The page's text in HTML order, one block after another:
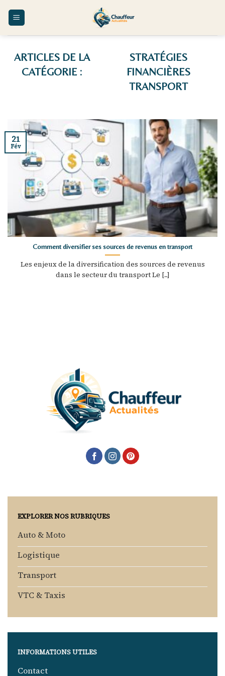
STRATÉGIES
FINANCIÈRES
TRANSPORT
Comment diversifier ses sources de revenus en transport
Les enjeux de la diversification des sources de revenus
dans le secteur du transport Le [...]
21
Fév
EXPLORER NOS RUBRIQUES
Auto & Moto
Logistique
Transport
VTC & Taxis
INFORMATIONS UTILES
Contact